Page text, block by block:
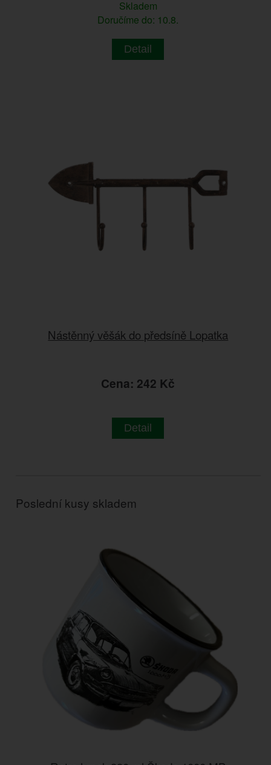
Skladem
Doručíme do: 10.8.
Detail
Nástěnný věšák do předsíně Lopatka
Cena: 242 Kč
Detail
Poslední kusy skladem